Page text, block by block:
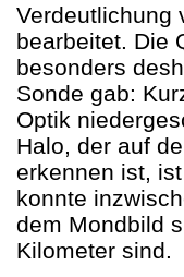
Verdeutlichung
bearbeitet. Die
besonders
Sonde gab:
Optik
Halo, der auf
erkennen ist,
konnte
dem Mondbild
Kilometer sind.